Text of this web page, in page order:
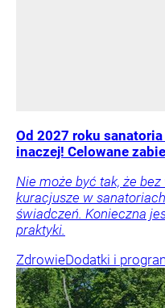
Od 2027 roku
inaczej! Celowane
Nie może być tak, że
kuracjusze w
świadczeń. Konieczna
praktyki.
ZdrowieDodatki i